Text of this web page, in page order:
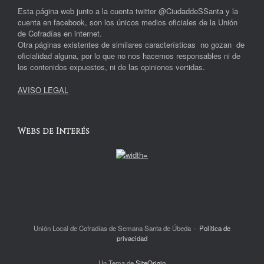
Esta página web junto a la cuenta twitter @CiudaddeSSanta y la
cuenta en facebook, son los únicos medios oficiales de la Unión
de Cofradías en internet.
Otra páginas existentes de similares características no gozan de
oficialidad alguna, por lo que no nos hacemos responsables ni de
los contenidos expuestos, ni de las opiniones vertidas.
AVISO LEGAL
Webs de Interés
Unión Local de Cofradías de Semana Santa de Úbeda
Política de
privacidad